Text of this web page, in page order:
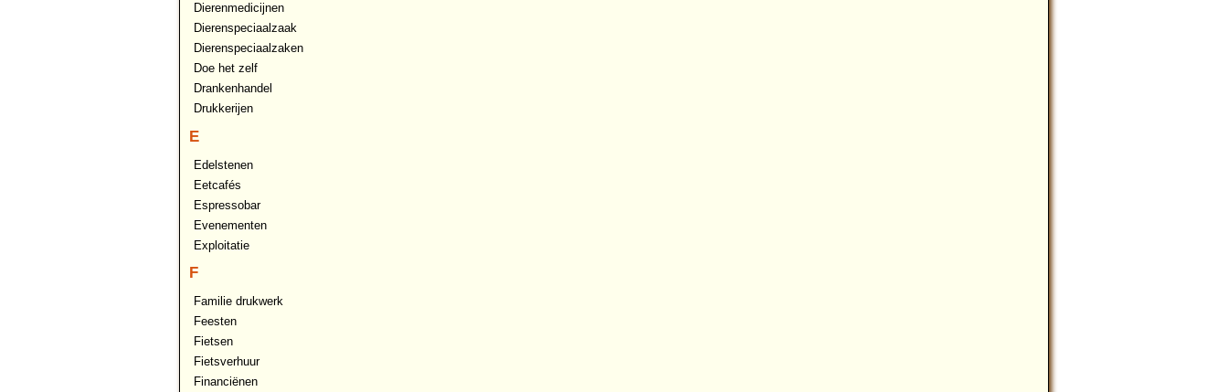
Dierenmedicijnen
Dierenspeciaalzaak
Dierenspeciaalzaken
Doe het zelf
Drankenhandel
Drukkerijen
E
Edelstenen
Eetcafés
Espressobar
Evenementen
Exploitatie
F
Familie drukwerk
Feesten
Fietsen
Fietsverhuur
Financiënen